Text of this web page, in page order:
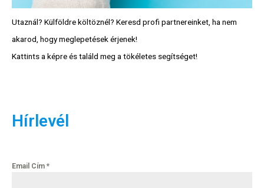
Utaznál? Külföldre költöznél? Keresd profi partnereinket, ha nem
akarod, hogy meglepetések érjenek!
Kattints a képre és találd meg a tökéletes segítséget!
Hírlevél
Email Cím *